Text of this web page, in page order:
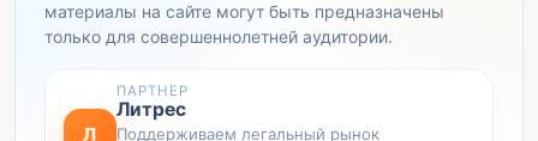
материалы на сайте могут быть предназначены
только для совершеннолетней аудитории.
Л
ПАРТНЕР
Литрес
Поддерживаем легальный рынок